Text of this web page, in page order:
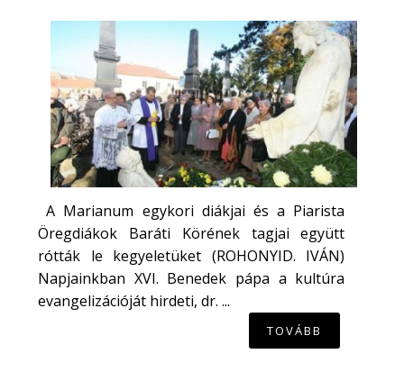
A Marianum egykori diákjai és a Piarista
Öregdiákok Baráti Körének tagjai együtt
rótták le kegyeletüket (ROHONYID. IVÁN)
Napjainkban XVI. Benedek pápa a kultúra
evangelizációját hirdeti, dr. ...
TOVÁBB